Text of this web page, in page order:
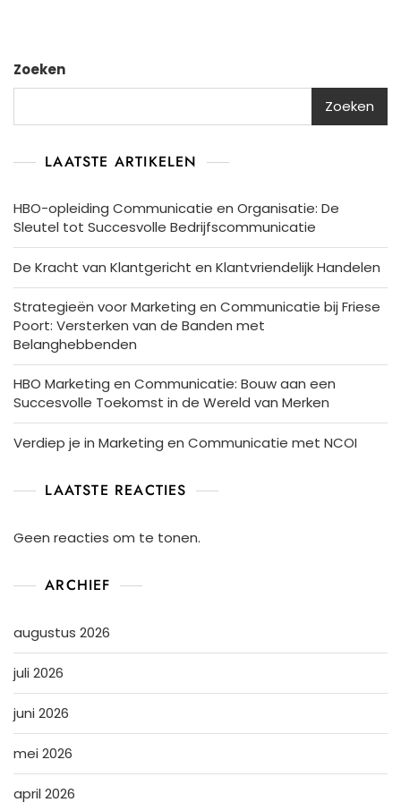
Zoeken
Zoeken
LAATSTE ARTIKELEN
HBO-opleiding Communicatie en Organisatie: De
Sleutel tot Succesvolle Bedrijfscommunicatie
De Kracht van Klantgericht en Klantvriendelijk Handelen
Strategieën voor Marketing en Communicatie bij Friese
Poort: Versterken van de Banden met
Belanghebbenden
HBO Marketing en Communicatie: Bouw aan een
Succesvolle Toekomst in de Wereld van Merken
Verdiep je in Marketing en Communicatie met NCOI
LAATSTE REACTIES
Geen reacties om te tonen.
ARCHIEF
augustus 2026
juli 2026
juni 2026
mei 2026
april 2026